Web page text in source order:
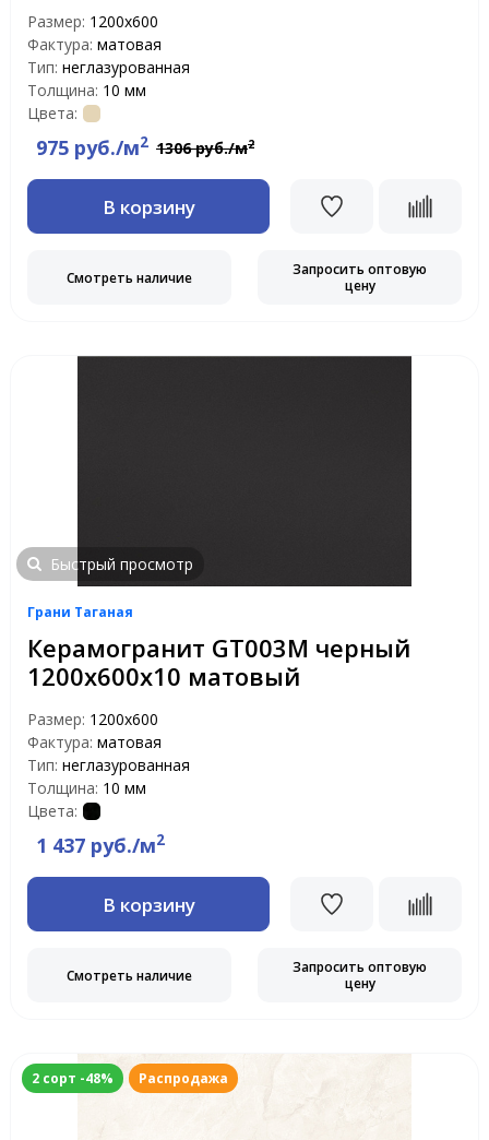
Размер: 1200х600
Фактура: матовая
Тип: неглазурованная
Толщина: 10 мм
Цвета:
975 руб./м2 1306 руб./м2
В корзину
Смотреть наличие
Запросить оптовую
цену
Быстрый просмотр
Грани Таганая
Керамогранит GT003M черный
1200х600х10 матовый
Размер: 1200х600
Фактура: матовая
Тип: неглазурованная
Толщина: 10 мм
Цвета:
1 437 руб./м2
В корзину
Смотреть наличие
Запросить оптовую
цену
2 сорт -48% Распродажа